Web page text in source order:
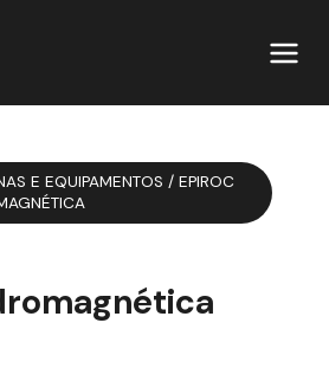
E EQUIPAMENTOS / EPIROC